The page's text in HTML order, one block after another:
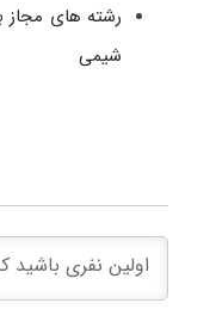
رشته های مجاز
شیمی